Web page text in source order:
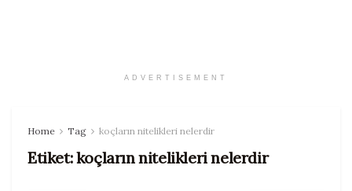
ADVERTISEMENT
Home Tag koçların nitelikleri nelerdir
Etiket:koçların nitelikleri nelerdir